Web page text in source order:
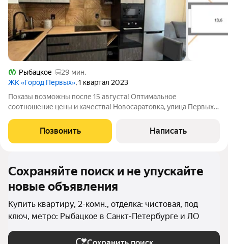
Рыбацкое
29 мин.
ЖК «Город Первых», 1 квартал 2023
Показы возможны после 15 августа! Оптимальное
соотношение цены и качества! Новосаратовка, улица Первых,
первых». Современный кирпично-монолитный дом 2023 года
постройки от надежного застройщика
Позвонить Написать
Сохраняйте поиск и не упускайте
новые объявления
Купить квартиру, 2-комн., отделка: чистовая, под
ключ, метро: Рыбацкое в Санкт-Петербурге и ЛО